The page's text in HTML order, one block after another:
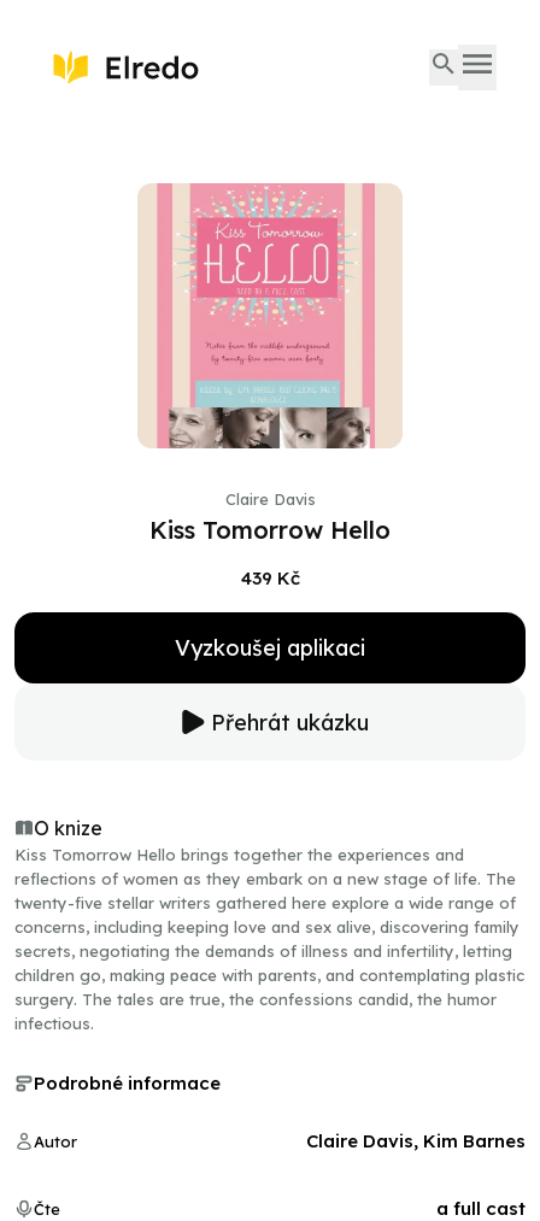
Claire Davis
Kiss Tomorrow Hello
439 Kč
Vyzkoušej aplikaci
Přehrát ukázku
O knize
Kiss Tomorrow Hello brings together the experiences and
reflections of women as they embark on a new stage of life. The
twenty-five stellar writers gathered here explore a wide range of
concerns, including keeping love and sex alive, discovering family
secrets, negotiating the demands of illness and infertility, letting
children go, making peace with parents, and contemplating plastic
surgery. The tales are true, the confessions candid, the humor
infectious.
Podrobné informace
Autor Claire Davis, Kim Barnes
Čte a full cast